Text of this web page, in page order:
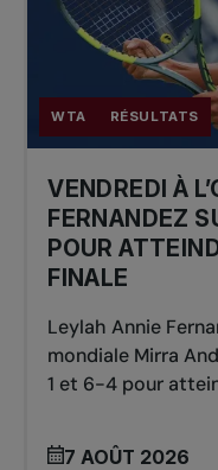
WTA RÉSULTATS
VENDREDI À
FERNANDEZ
POUR
FINALE
Leylah Annie
mondiale Mirra
1 et 6-4 pour
7 AOÛT 2026